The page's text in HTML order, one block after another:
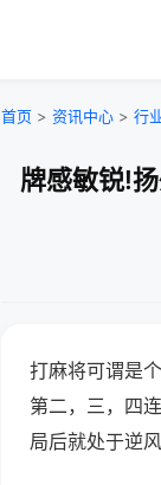
首页 > 资讯中心 > 行
牌感敏锐!
打麻将可谓是
第二，三，四
局后就处于逆